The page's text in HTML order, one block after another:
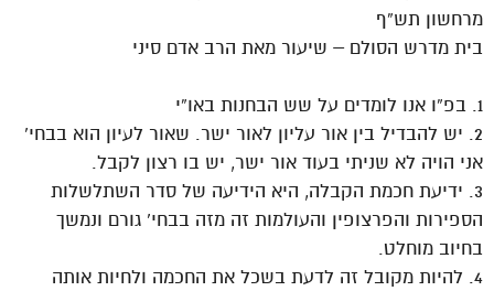
מרחשון תש”ף
בית מדרש הסולם – שיעור מאת הרב אדם סיני
1. בפ”ו אנו לומדים על שש הבחנות באו”י
2. יש להבדיל בין אור עליון לאור ישר. שאור לעיון הוא בבחי’
אני הויה לא שניתי בעוד אור ישר, יש בו רצון לקבל.
3. ידיעת חכמת הקבלה, היא הידיעה של סדר השתלשלות
הספירות והפרצופין והעולמות זה מזה בבחי’ גורם ונמשך
בחיוב מוחלט.
4. להיות מקובל זה לדעת בשכל את החכמה ולחיות אותה